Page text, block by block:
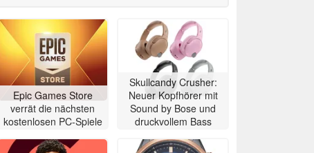
Epic Games Store
verrät die nächsten
kostenlosen PC-Spiele
Skullcandy Crusher:
Neuer Kopfhörer mit
Sound by Bose und
druckvollem Bass